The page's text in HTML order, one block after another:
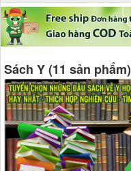
Sách Y (11 sản phẩm)